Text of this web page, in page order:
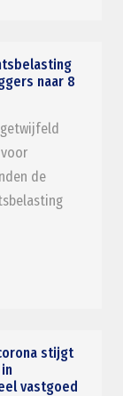
naar 8
de
stijgt
vastgoed